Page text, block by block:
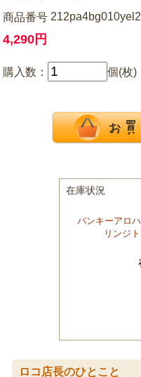
商品番号212pa4bg010yel2
4,290円
購入数： 個(枚)
ロコ店長のひとこと